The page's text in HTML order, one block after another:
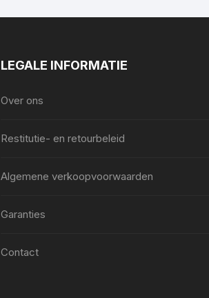
LEGALE INFORMATIE
Over ons
Restitutie- en retourbeleid
Algemene verkoopvoorwaarden
Garanties
Contact